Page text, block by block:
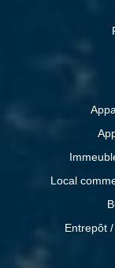
Local
Entrepôt